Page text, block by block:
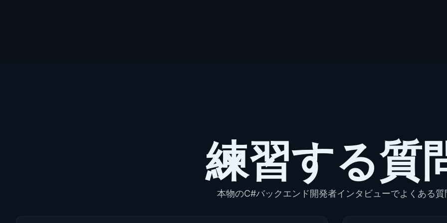
練習する質
本物のC#バックエンド開発者インタビューでよくある質